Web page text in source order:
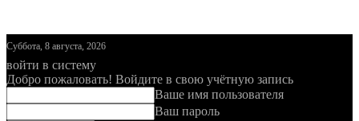
Суббота, 8 августа, 2026
войти в систему
Добро пожаловать! Войдите в свою учётную запись
Ваше имя пользователя
Ваш пароль